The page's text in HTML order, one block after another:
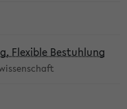
Flexible Bestuhlung